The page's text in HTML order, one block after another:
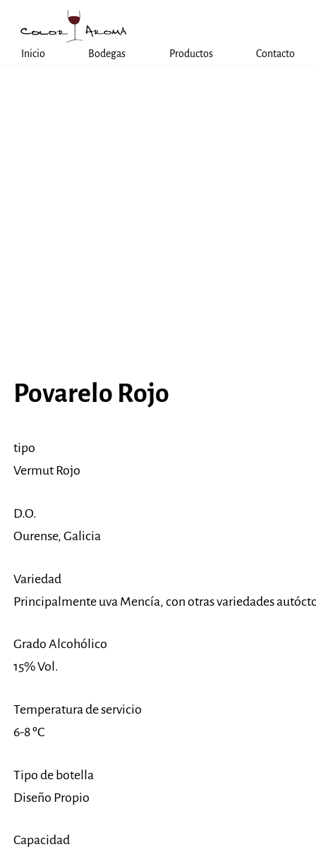
Inicio Bodegas Productos Contacto
Povarelo Rojo
tipo
Vermut Rojo
D.O.
Ourense, Galicia
Variedad
Principalmente uva Mencía, con otras variedades
Grado Alcohólico
15% Vol.
Temperatura de servicio
6-8 ºC
Tipo de botella
Diseño Propio
Capacidad